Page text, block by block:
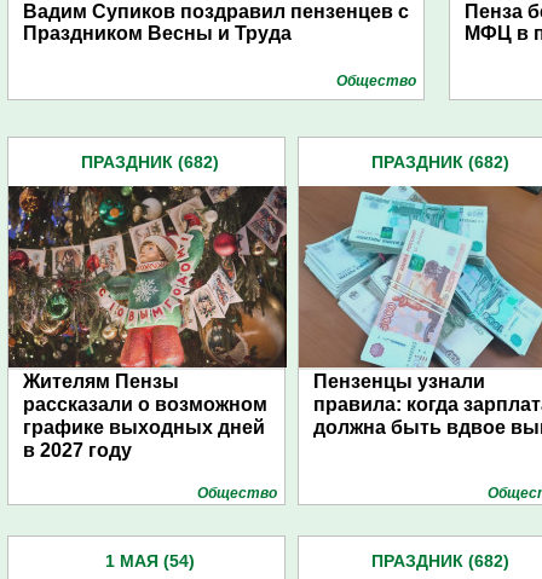
Вадим Супиков поздравил пензенцев с
Праздником Весны и Труда
Общество
Пенза
МФЦ в
ПРАЗДНИК (682)
Жителям Пензы
рассказали о возможном
графике выходных дней
в 2027 году
Общество
ПРАЗДНИК (682)
Пензенцы узнали
правила: когда
должна быть вдвое
1 МАЯ (54) ПРАЗДНИК (682)